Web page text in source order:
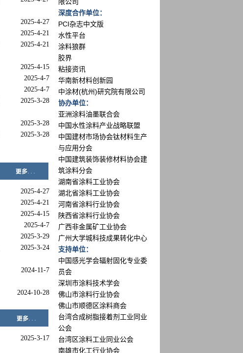
2025-4-27
2025-4-21
2025-4-21
2025-4-15
2025-4-7
2025-4-7
2025-3-28
2025-3-28
2025-3-28
2025-4-27
2025-4-21
2025-4-15
2025-4-7
2025-3-29
2025-3-24
2024-11-7
2024-10-28
2025-3-17
深度合作单位：
PCI杂志中文版
水性平台
涂料狼群
胶界
粘接资讯
华南新材料创新园
中涂材(杭州)研究院有限公司
协办单位：
亚洲涂料油墨联合会
中国水性涂料产业战略联盟
中国建材市场协会钛材料生产
与应用分会
中国建筑装饰装修材料协会建
筑涂料分会
湖南省涂料工业协会
湖北省涂料工业协会
河南省涂料行业协会
陕西省涂料行业协会
广西非金属矿工业协会
广州大学城科技成果转化中心
支持单位：
中国感光学会辐射固化专业委
员会
深圳市涂料技术学会
佛山市涂料行业协会
佛山市顺德区涂料商会
台湾合成树脂接着剂工业同业
公会
台湾区涂料工业同业公会
南雄市化工行业协会